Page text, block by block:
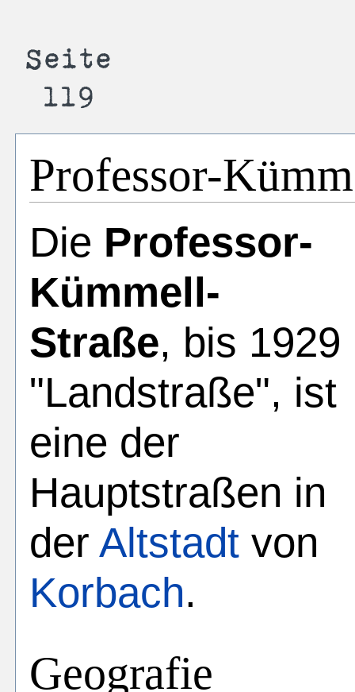
Professor-
Die Professor-
Kümmell-
Straße, bis 1929
"Landstraße", ist
eine der
Hauptstraßen in
derAltstadt von
Korbach.
Geografie